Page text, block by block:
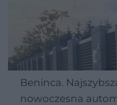
Beninca.
nowoczesna